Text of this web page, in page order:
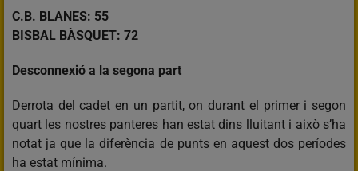
C.B. BLANES: 55
BISBAL BÀSQUET: 72
Desconnexió a la segona part
Derrota del cadet en un partit, on durant el primer i segon
quart les nostres panteres han estat dins lluitant i això s’ha
notat ja que la diferència de punts en aquest dos períodes
ha estat mínima.